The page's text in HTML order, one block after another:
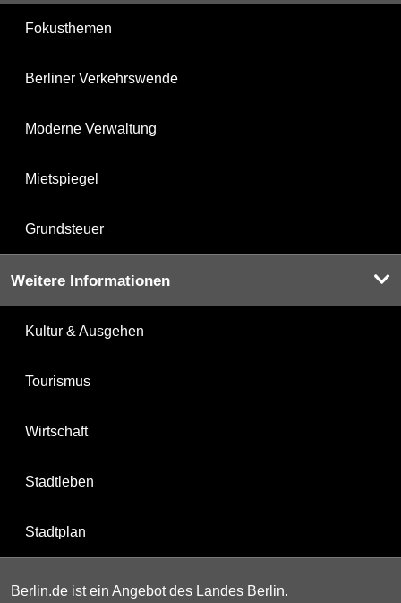
Fokusthemen
Berliner Verkehrswende
Moderne Verwaltung
Mietspiegel
Grundsteuer
Weitere Informationen
Kultur & Ausgehen
Tourismus
Wirtschaft
Stadtleben
Stadtplan
Berlin.de ist ein Angebot des Landes Berlin.